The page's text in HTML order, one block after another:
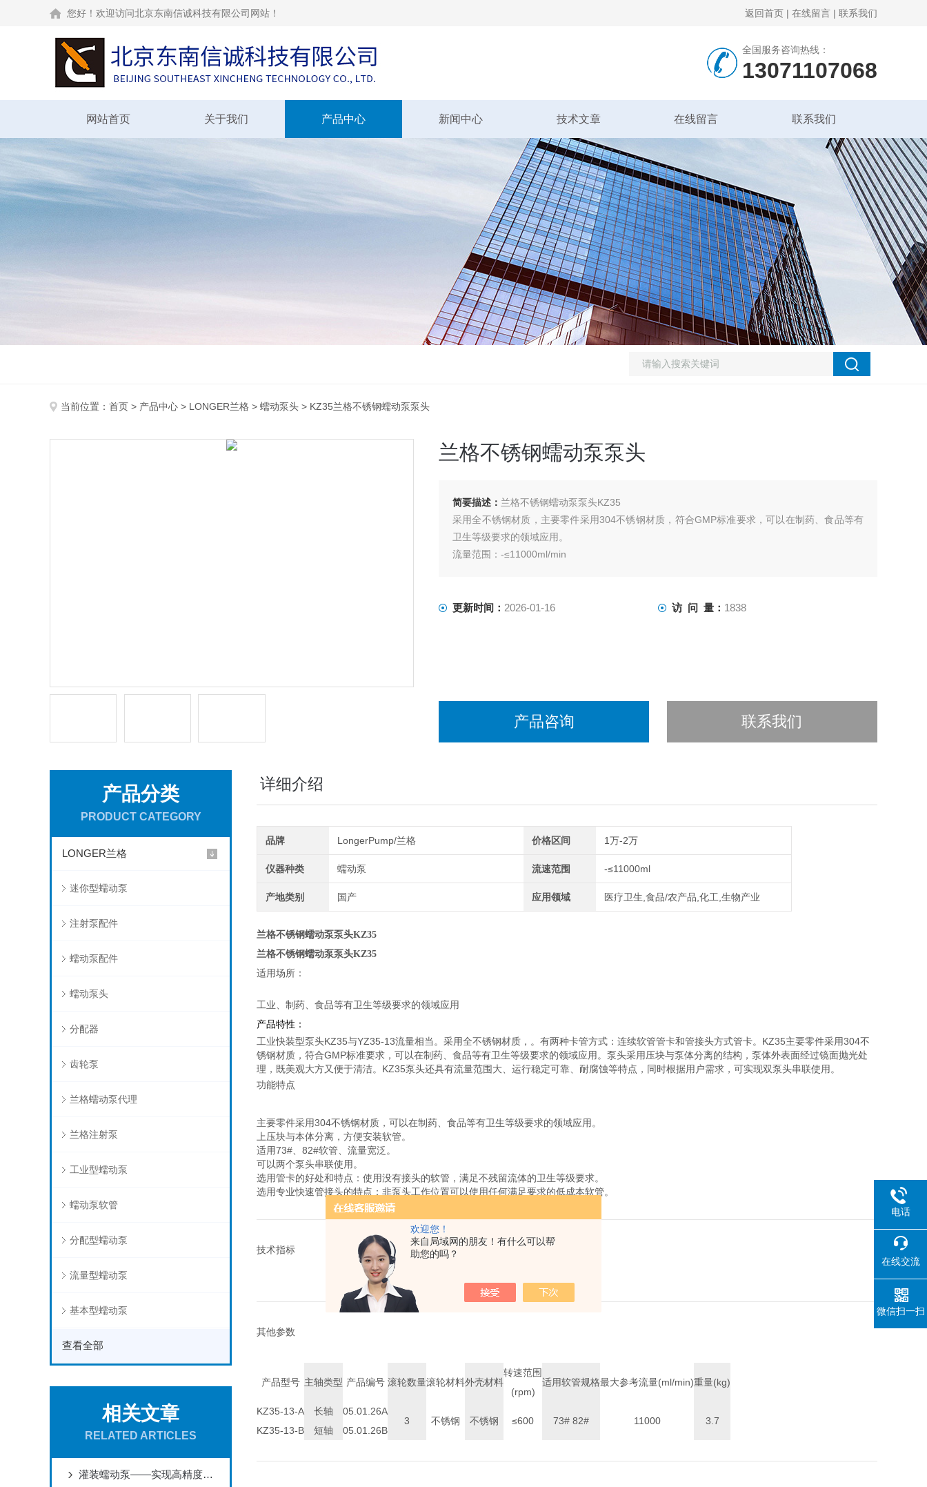
欢迎您！
来自局域网的朋友！有什么可以帮
助您的吗？
您好！欢迎访问北京东南信诚科技有限公司网站！ 返回首页 | 在线留言 | 联系我们
全国服务咨询热线：
13071107068
网站首页 关于我们 产品中心 新闻中心 技术文章 在线留言 联系我们
当前位置： 首页 > 产品中心 > LONGER兰格 > 蠕动泵头 > KZ35兰格不锈钢蠕动泵泵头
兰格不锈钢蠕动泵泵头
简要描述： 兰格不锈钢蠕动泵泵头KZ35
采用全不锈钢材质，主要零件采用304不锈钢材质，符合GMP标准要求，可以在制药、食品等有
卫生等级要求的领域应用。
流量范围：-≤11000ml/min
更新时间： 2026-01-16 访 问 量： 1838
产品咨询 联系我们
产品分类
PRODUCT CATEGORY
LONGER兰格
迷你型蠕动泵
注射泵配件
蠕动泵配件
蠕动泵头
分配器
齿轮泵
兰格蠕动泵代理
兰格注射泵
工业型蠕动泵
蠕动泵软管
分配型蠕动泵
流量型蠕动泵
基本型蠕动泵
查看全部
相关文章
RELATED ARTICLES
灌装蠕动泵——实现高精度液体输送的新选择
详细介绍
品牌 LongerPump/兰格 价格区间 1万-2万
仪器种类 蠕动泵 流速范围 -≤11000ml
产地类别 国产 应用领域 医疗卫生,食品/农产品,化工,生物产业
兰格不锈钢蠕动泵泵头KZ35
兰格不锈钢蠕动泵泵头KZ35
适用场所：
工业、制药、食品等有卫生等级要求的领域应用
产品特性：
工业快装型泵头KZ35与YZ35-13流量相当。采用全不锈钢材质，。有两种卡管方式：连续软管管卡和管接头方式管卡。KZ35主要零件采用304不
锈钢材质，符合GMP标准要求，可以在制药、食品等有卫生等级要求的领域应用。泵头采用压块与泵体分离的结构，泵体外表面经过镜面抛光处
理，既美观大方又便于清洁。KZ35泵头还具有流量范围大、运行稳定可靠、耐腐蚀等特点，同时根据用户需求，可实现双泵头串联使用。
功能特点
主要零件采用304不锈钢材质，可以在制药、食品等有卫生等级要求的领域应用。
上压块与本体分离，方便安装软管。
适用73#、82#软管、流量宽泛。
可以两个泵头串联使用。
选用管卡的好处和特点：使用没有接头的软管，满足不残留流体的卫生等级要求。
选用专业快速管接头的特点：非泵头工作位置可以使用任何满足要求的低成本软管。
技术指标
其他参数
产品型号 主轴类型 产品编号 滚轮数量滚轮材料外壳材料
转速范围
(rpm)
适用软管规格最大参考流量(ml/min)重量(kg)
KZ35-13-A 长轴
05.01.26A
3
不锈钢 不锈钢 ≤600 73# 82# 11000
3.7
KZ35-13-B
短轴 05.01.26B
电话
在线交流
微信扫一扫